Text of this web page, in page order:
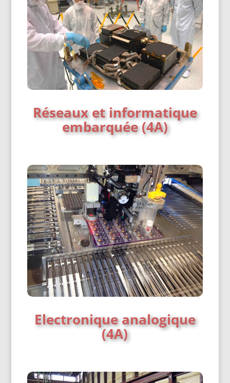
Réseaux et informatique
embarquée (4A)
Electronique analogique
(4A)